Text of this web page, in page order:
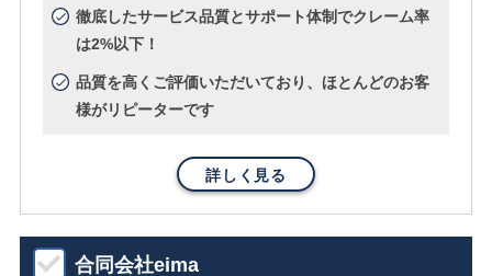
徹底したサービス品質とサポート体制でクレーム率
は2%以下！
品質を高くご評価いただいており、ほとんどのお客
様がリピーターです
詳しく見る
合同会社eima